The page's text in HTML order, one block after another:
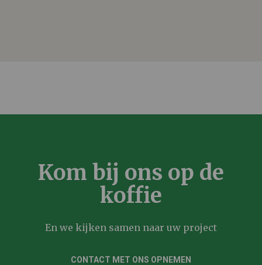
Kom bij ons op de
koffie
En we kijken samen naar uw project
CONTACT MET ONS OPNEMEN